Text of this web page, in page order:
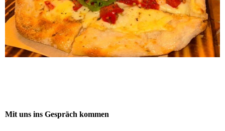
Mit uns ins Gespräch kommen